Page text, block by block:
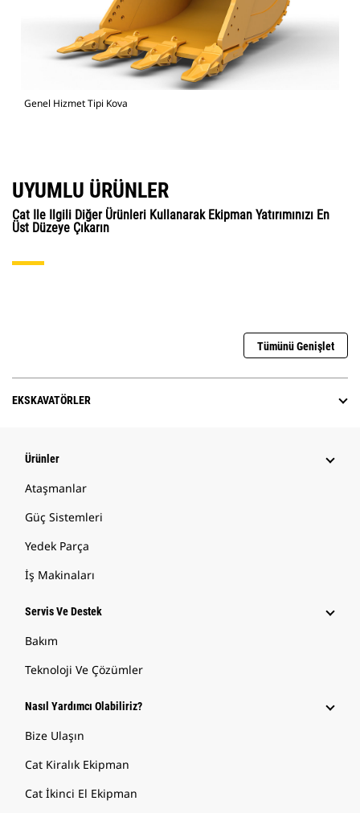
Genel Hizmet Tipi Kova
UYUMLU ÜRÜNLER
Cat Ile Ilgili Diğer Ürünleri Kullanarak Ekipman Yatırımınızı En
Üst Düzeye Çıkarın
Tümünü Genişlet
EKSKAVATÖRLER
Ürünler
Ataşmanlar
Güç Sistemleri
Yedek Parça
İş Makinaları
Servis Ve Destek
Bakım
Teknoloji Ve Çözümler
Nasıl Yardımcı Olabiliriz?
Bize Ulaşın
Cat Kiralık Ekipman
Cat İkinci El Ekipman